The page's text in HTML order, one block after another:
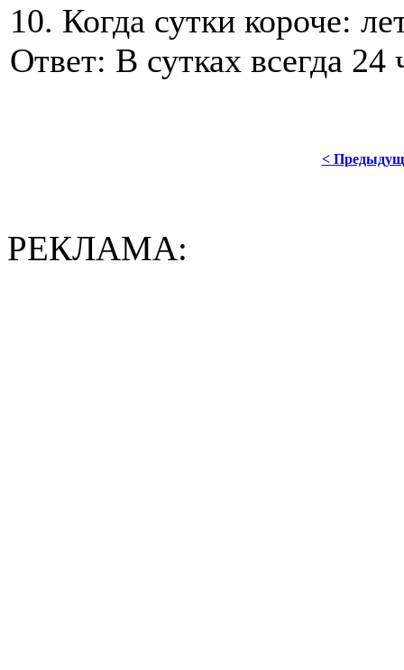
10. Когда сутки короче:
Ответ: В сутках всегда 24
<
РЕКЛАМА: